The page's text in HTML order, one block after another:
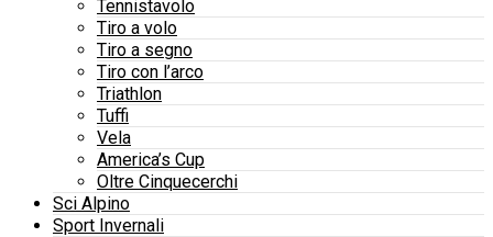
Tennistavolo
Tiro a volo
Tiro a segno
Tiro con l’arco
Triathlon
Tuffi
Vela
America’s Cup
Oltre Cinquecerchi
Sci Alpino
Sport Invernali